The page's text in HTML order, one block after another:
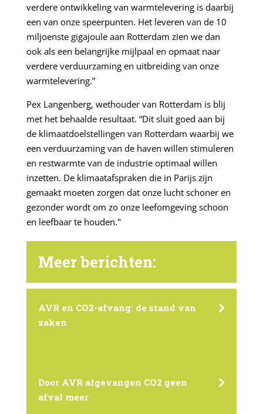
verdere ontwikkeling van warmtelevering is daarbij
een van onze speerpunten. Het leveren van de 10
miljoenste gigajoule aan Rotterdam zien we dan
ook als een belangrijke mijlpaal en opmaat naar
verdere verduurzaming en uitbreiding van onze
warmtelevering.”
Pex Langenberg, wethouder van Rotterdam is blij
met het behaalde resultaat. “Dit sluit goed aan bij
de klimaatdoelstellingen van Rotterdam waarbij we
een verduurzaming van de haven willen stimuleren
en restwarmte van de industrie optimaal willen
inzetten. De klimaatafspraken die in Parijs zijn
gemaakt moeten zorgen dat onze lucht schoner en
gezonder wordt om zo onze leefomgeving schoon
en leefbaar te houden."
Meer berichten:
AVR en CO2-afvang: de stand van
zaken
Door AVR afgevangen CO2 geen
afval meer